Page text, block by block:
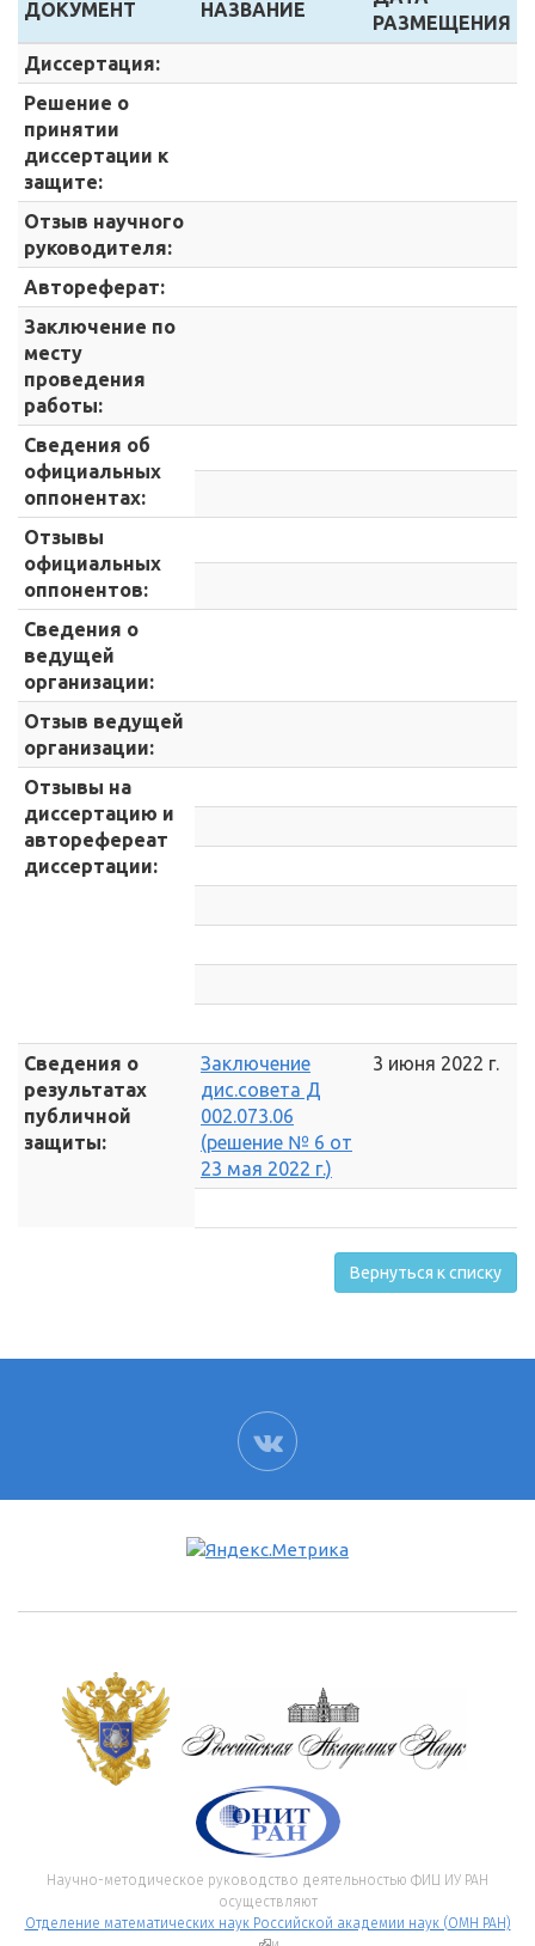
ДОКУМЕНТ НАЗВАНИЕ
РАЗМЕЩЕНИЯ
Диссертация:
Решение о
принятии
диссертации к
защите:
Отзыв научного
руководителя:
Автореферат:
Заключение по
месту
проведения
работы:
Сведения об
официальных
оппонентах:
Отзывы
официальных
оппонентов:
Сведения о
ведущей
организации:
Отзыв ведущей
организации:
Отзывы на
диссертацию и
авторефереат
диссертации:
Сведения о
результатах
публичной
защиты:
Заключение
дис.совета Д
002.073.06
(решение № 6 от
23 мая 2022 г.)
3 июня 2022 г.
Вернуться к списку
ВК
Научно-методическое руководство деятельностью ФИЦ ИУ РАН
осуществляют
Отделение математических наук Российской академии наук (ОМН РАН)